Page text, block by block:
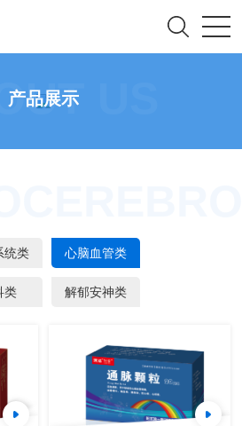
产品展示 US
统类 心脑血管类
类 解郁安神类